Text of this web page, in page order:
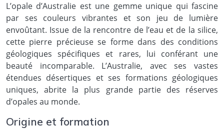
L’opale d’Australie est une gemme unique qui fascine
par ses couleurs vibrantes et son jeu de lumière
envoûtant. Issue de la rencontre de l’eau et de la silice,
cette pierre précieuse se forme dans des conditions
géologiques spécifiques et rares, lui conférant une
beauté incomparable. L’Australie, avec ses vastes
étendues désertiques et ses formations géologiques
uniques, abrite la plus grande partie des réserves
d’opales au monde.
Origine et formation